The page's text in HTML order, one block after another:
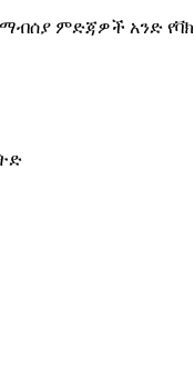
ምድጃዎች አንድ